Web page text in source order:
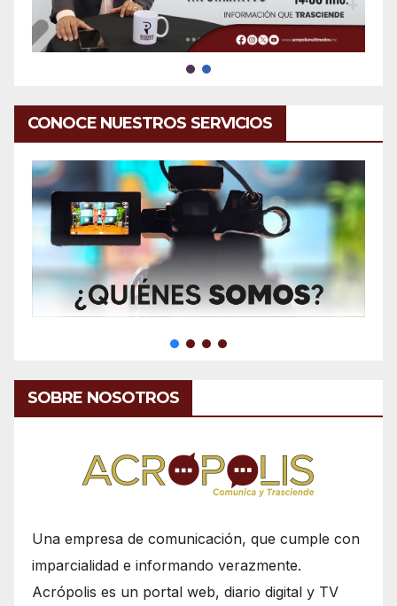
CONOCE NUESTROS SERVICIOS
SOBRE NOSOTROS
Una empresa de comunicación, que cumple con
imparcialidad e informando verazmente.
Acrópolis es un portal web, diario digital y TV